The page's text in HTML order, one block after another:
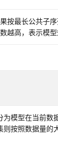
按最长公共子
越高，表示模型
为模型在当前数
则按照数据量的